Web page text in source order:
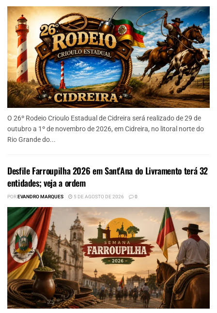
O 26º Rodeio Crioulo Estadual de Cidreira será realizado de 29 de
outubro a 1º de novembro de 2026, em Cidreira, no litoral norte do
Rio Grande do...
Desfile Farroupilha 2026 em Sant’Ana do Livramento terá 32
entidades; veja a ordem
POREVANDRO MARQUES 5 DE AGOSTO DE 2026 0